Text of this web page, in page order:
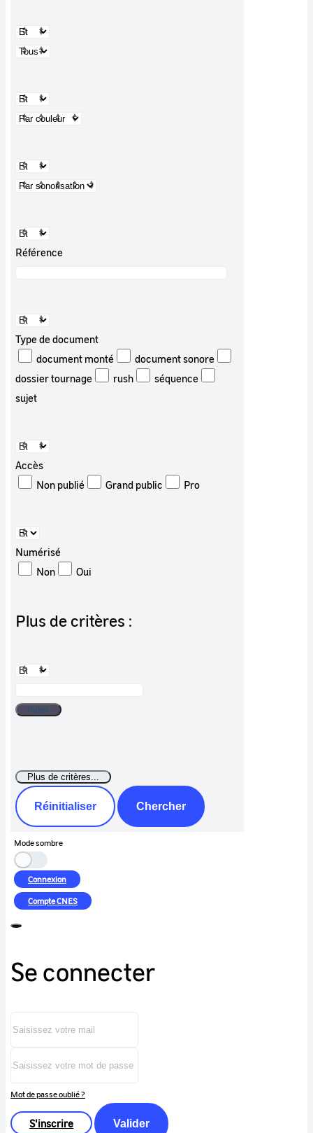
Référence
Type de document
document monté
document sonore
dossier tournage
rush
séquence
sujet
Accès
Non publié
Grand public Pro
Numérisé
Non
Oui
Plus de critères :
Réinitialiser Chercher
Mode sombre
Connexion
CompteCNES
Se connecter
Mot de passe oublié ?
S'inscrire Valider